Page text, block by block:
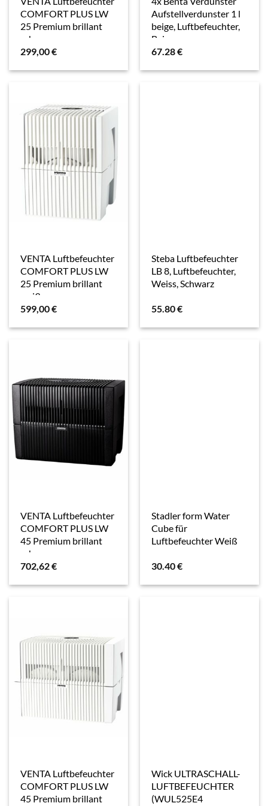
COMFORT PLUS LW
25 Premium brillant
schwarz
299,00€
Aufstellverdunster 1 l
beige, Luftbefeuchter,
Beige
67.28€
VENTA Luftbefeuchter
COMFORT PLUS LW
25 Premium brillant
weiß
599,00€
Steba Luftbefeuchter
LB 8, Luftbefeuchter,
Weiss, Schwarz
55.80€
VENTA Luftbefeuchter
COMFORT PLUS LW
45 Premium brillant
schwarz
702,62€
Stadler form Water
Cube für
Luftbefeuchter Weiß
30.40€
VENTA Luftbefeuchter
COMFORT PLUS LW
45 Premium brillant
Wick ULTRASCHALL-
LUFTBEFEUCHTER
(WUL525E4